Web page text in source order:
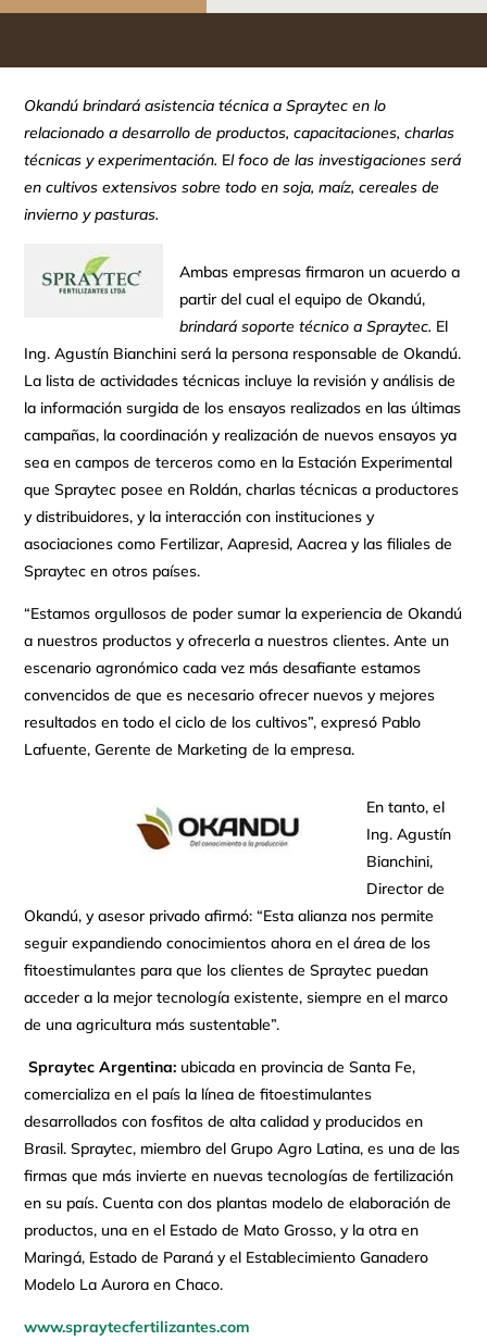
Okandú brindará asistencia técnica a Spraytec en lo
relacionado a desarrollo de productos, capacitaciones, charlas
técnicas y experimentación. El foco de las investigaciones será
en cultivos extensivos sobre todo en soja, maíz, cereales de
invierno y pasturas.
Ambas empresas firmaron un acuerdo a
partir del cual el equipo de Okandú,
brindará soporte técnico a Spraytec. El
Ing. Agustín Bianchini será la persona responsable de Okandú.
La lista de actividades técnicas incluye la revisión y análisis de
la información surgida de los ensayos realizados en las últimas
campañas, la coordinación y realización de nuevos ensayos ya
sea en campos de terceros como en la Estación Experimental
que Spraytec posee en Roldán, charlas técnicas a productores
y distribuidores, y la interacción con instituciones y
asociaciones como Fertilizar, Aapresid, Aacrea y las filiales de
Spraytec en otros países.
“Estamos orgullosos de poder sumar la experiencia de Okandú
a nuestros productos y ofrecerla a nuestros clientes. Ante un
escenario agronómico cada vez más desafiante estamos
convencidos de que es necesario ofrecer nuevos y mejores
resultados en todo el ciclo de los cultivos”, expresó Pablo
Lafuente, Gerente de Marketing de la empresa.
En tanto, el
Ing. Agustín
Bianchini,
Director de
Okandú, y asesor privado afirmó: “Esta alianza nos permite
seguir expandiendo conocimientos ahora en el área de los
fitoestimulantes para que los clientes de Spraytec puedan
acceder a la mejor tecnología existente, siempre en el marco
de una agricultura más sustentable”.
Spraytec Argentina: ubicada en provincia de Santa Fe,
comercializa en el país la línea de fitoestimulantes
desarrollados con fosfitos de alta calidad y producidos en
Brasil. Spraytec, miembro del Grupo Agro Latina, es una de las
firmas que más invierte en nuevas tecnologías de fertilización
en su país. Cuenta con dos plantas modelo de elaboración de
productos, una en el Estado de Mato Grosso, y la otra en
Maringá, Estado de Paraná y el Establecimiento Ganadero
Modelo La Aurora en Chaco.
www.spraytecfertilizantes.com